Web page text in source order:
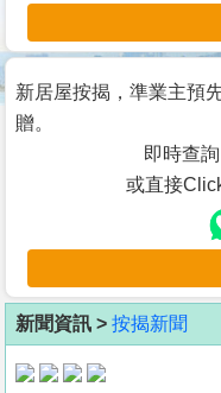
宅
谷
按
客
地
產
新居屋按揭，準業主預
贈。
即時查
或直接
新聞資訊 > 按揭新聞